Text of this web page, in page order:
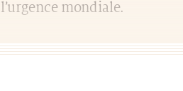
mondiale.